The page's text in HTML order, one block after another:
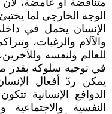
متناقضة أو غامضة،
الوجه الخارجي لما
الإنسان يحمل في
والآلام والرغبات،
للعالم ولنفسه
في توجيه سلوكه بقدر
يمكن ردّ أفعال
الدوافع الإنسانية
النفسية والاجتماعية